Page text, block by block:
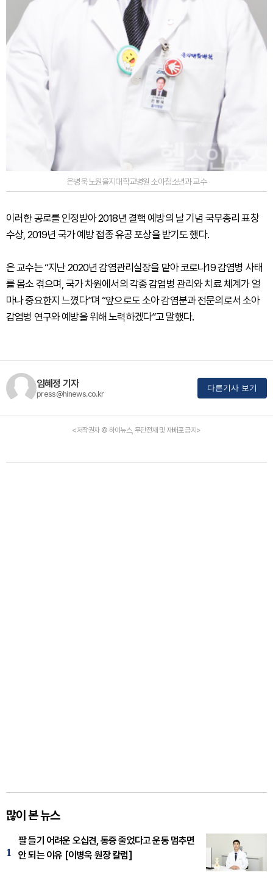
은병욱 노원을지대학교병원 소아청소년과 교수
이러한 공로를 인정받아 2018년 결핵 예방의 날 기념 국무총리 표창
수상, 2019년 국가 예방 접종 유공 포상을 받기도 했다.
은 교수는 “지난 2020년 감염관리실장을 맡아 코로나19 감염병 사태
를 몸소 겪으며, 국가 차원에서의 각종 감염병 관리와 치료 체계가 얼
마나 중요한지 느꼈다”며 “앞으로도 소아 감염분과 전문의로서 소아
감염병 연구와 예방을 위해 노력하겠다”고 말했다.
임혜정 기자
press@hinews.co.kr
다른기사 보기
<저작권자 © 하이뉴스, 무단전재 및 재배포 금지>
많이 본 뉴스
1
팔 들기 어려운 오십견, 통증 줄었다고 운동 멈추면
안 되는 이유 [이병욱 원장 칼럼]